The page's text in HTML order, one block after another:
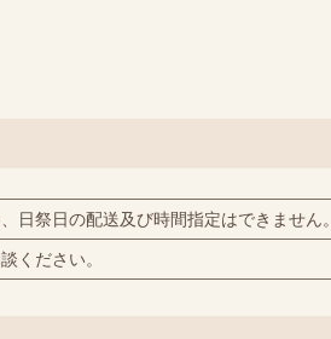
日祭日の配送及び時間指定はできません。
ください。